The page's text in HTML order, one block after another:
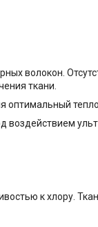
волокон.
ткани.
оптимальный
воздействием
к хлору.